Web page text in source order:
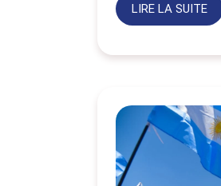
LIRE LA SUITE